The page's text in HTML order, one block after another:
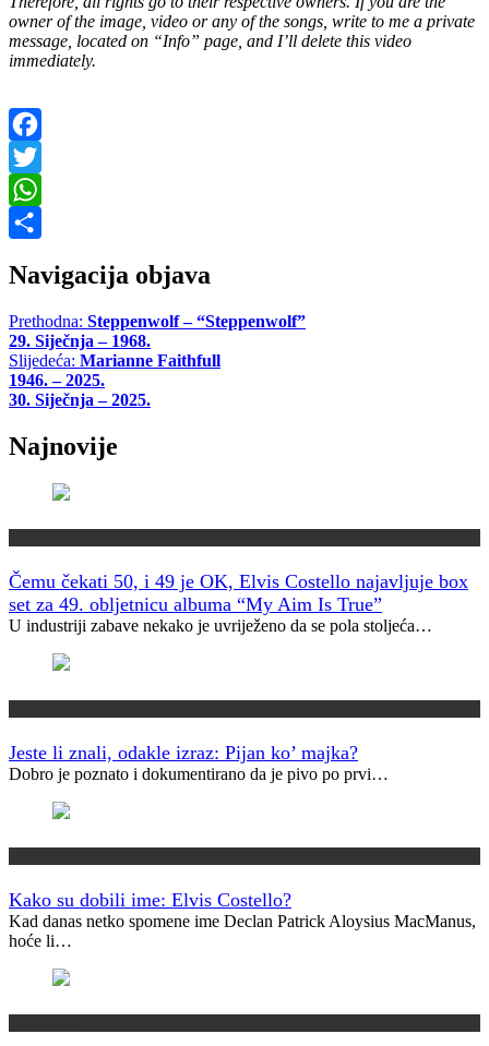
owner of the image, video or any of the songs, write to me a private
message, located on “Info” page, and I’ll delete this video
immediately.
Facebook
Twitter
WhatsApp
Navigacija objava
Prethodna: Steppenwolf – “Steppenwolf”
29. Siječnja – 1968.
Slijedeća: Marianne Faithfull
1946. – 2025.
30. Siječnja – 2025.
Najnovije
Čemu čekati 50, i 49 je OK, Elvis Costello najavljuje box
set za 49. obljetnicu albuma “My Aim Is True”
U industriji zabave nekako je uvriježeno da se pola stoljeća…
Jeste li znali, odakle izraz: Pijan ko’ majka?
Dobro je poznato i dokumentirano da je pivo po prvi…
Kako su dobili ime: Elvis Costello?
Kad danas netko spomene ime Declan Patrick Aloysius MacManus,
hoće li…